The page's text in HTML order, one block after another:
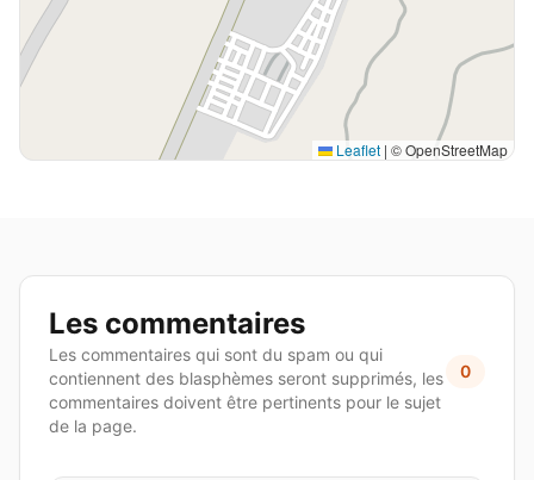
Leaflet | © OpenStreetMap
Les commentaires
Les commentaires qui sont du spam ou qui
contiennent des blasphèmes seront supprimés, les
commentaires doivent être pertinents pour le sujet
de la page.
0